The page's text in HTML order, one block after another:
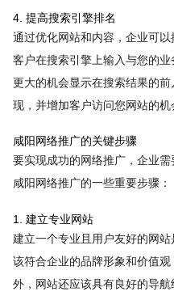
4. 提高搜索引擎排名
通过优化网站和内容，企业可
客户在搜索引擎上输入与您的
更大的机会显示在搜索结果的
现，并增加客户访问您网站的机
咸阳网络推广的关键步骤
要实现成功的网络推广，企业
咸阳网络推广的一些重要步骤：
1. 建立专业网站
建立一个专业且用户友好的网
该符合企业的品牌形象和价值
外，网站还应该具有良好的导